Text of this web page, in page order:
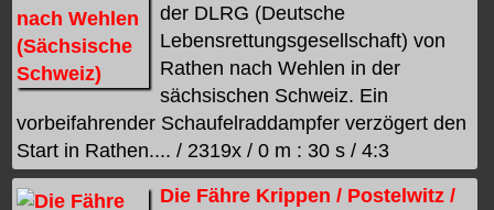
der DLRG (Deutsche
Lebensrettungsgesellschaft) von
Rathen nach Wehlen in der
sächsischen Schweiz. Ein
vorbeifahrender Schaufelraddampfer verzögert den
Start in Rathen.... / 2319x / 0 m : 30 s / 4:3
Die Fähre Krippen / Postelwitz /